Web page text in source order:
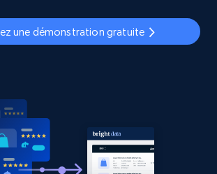
une démonstration gratuite